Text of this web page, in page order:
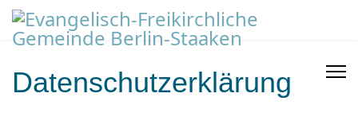
Datenschutzerklärung